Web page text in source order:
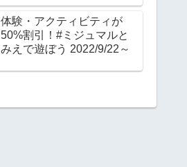
体験・アクティビティが
50%割引！#ミジュマルと
みえで遊ぼう 2022/9/22～